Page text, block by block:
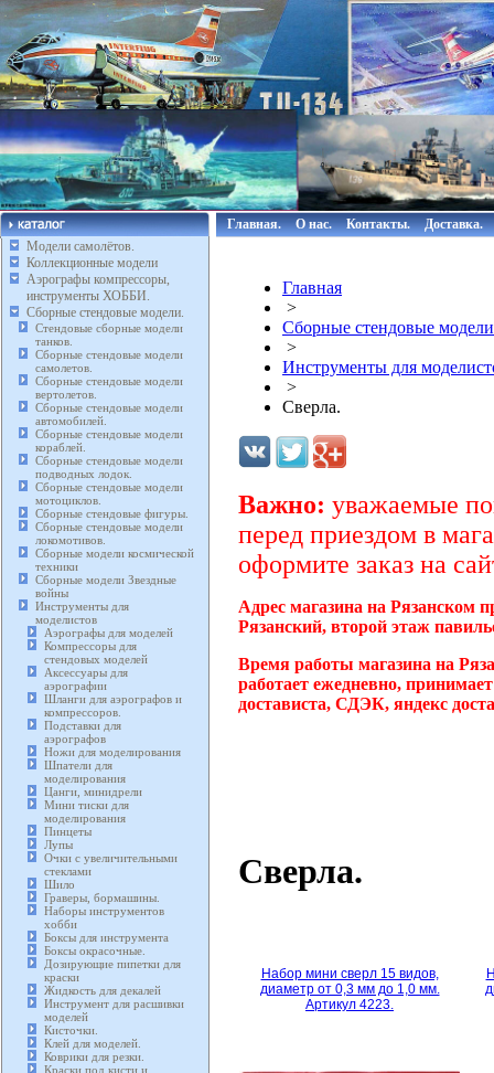
Модели самолётов.
Коллекционные модели
Аэрографы компрессоры,
инструменты ХОББИ.
Сборные стендовые модели.
Стендовые сборные модели
танков.
Сборные стендовые модели
самолетов.
Сборные стендовые модели
вертолетов.
Сборные стендовые модели
автомобилей.
Сборные стендовые модели
кораблей.
Сборные стендовые модели
подводных лодок.
Сборные стендовые модели
мотоциклов.
Сборные стендовые фигуры.
Сборные стендовые модели
локомотивов.
Сборные модели космической
техники
Сборные модели Звездные
войны
Инструменты для
моделистов
Аэрографы для моделей
Компрессоры для
стендовых моделей
Аксессуары для
аэрографии
Шланги для аэрографов и
компрессоров.
Подставки для
аэрографов
Ножи для моделирования
Шпатели для
моделирования
Цанги, минидрели
Мини тиски для
моделирования
Пинцеты
Лупы
Очки с увеличительными
стеклами
Шило
Граверы, бормашины.
Наборы инструментов
хобби
Боксы для инструмента
Боксы окрасочные.
Дозирующие пипетки для
краски
Жидкость для декалей
Инструмент для расшивки
моделей
Кисточки.
Клей для моделей.
Коврики для резки.
Краски под кисти и
Главная. О нас. Контакты. Доставка.
Главная
>
Сборные стендовые
>
Инструменты для
>
Сверла.
Важно: уважаемые
перед приездом в
оформите заказ на
Адрес магазина на Рязанском
Рязанский, второй этаж
Время работы магазина на
работает ежедневно,
достависта, СДЭК, яндекс
Сверла.
Набор мини сверл 15 видов,
диаметр от 0,3 мм до 1,0 мм.
Артикул 4223.